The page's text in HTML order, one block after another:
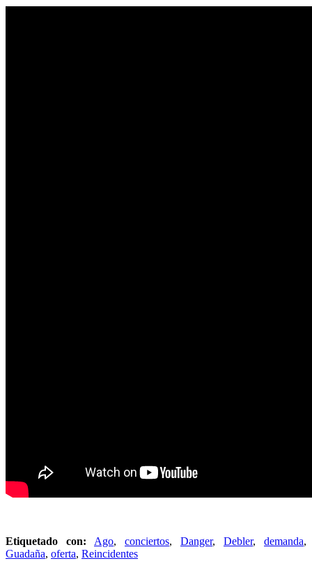
Etiquetado con: Ago, conciertos, Danger, Debler, demanda,
Guadaña, oferta, Reincidentes